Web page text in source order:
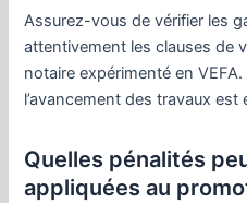
Assurez-vous de vérifier les
attentivement les clauses de
notaire expérimenté en
l’avancement des travaux est
Quelles pénalités
appliquées au